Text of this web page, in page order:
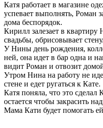
Катя работает в магазине
успевает выполнять, Роман
дома беспорядок.
Кирилл залезает в
свадьбы, обрисовывает стену.
У Нины день рождения,
ней, она идет в бар одна и
видит Роман и отвозит
Утром Нина на работу не
стене и едет ругаться к Кате.
Катя поняла, что это сделал
остается чтобы закрасить
Мама Кати будет помогать